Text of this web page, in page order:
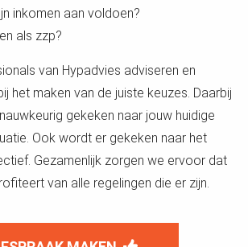
inkomen aan voldoen?
als zzp?
van Hypadvies adviseren en
het maken van de juiste keuzes. Daarbij
gekeken naar jouw huidige
Ook wordt er gekeken naar het
Gezamenlijk zorgen we ervoor dat
van alle regelingen die er zijn.